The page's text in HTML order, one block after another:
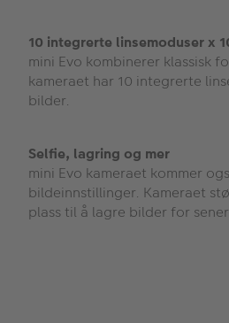
10 integrerte linsemoduser x
mini Evo kombinerer klassisk
kameraet har 10 integrerte
bilder.
Selfie, lagring og mer
mini Evo kameraet kommer
bildeinnstillinger. Kameraet
plass til å lagre bilder for